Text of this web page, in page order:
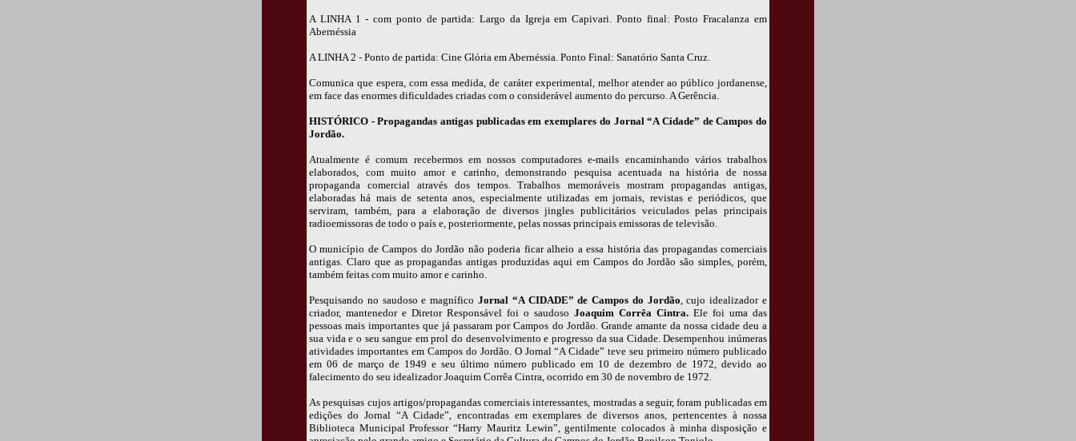
A LINHA 1 - com ponto de partida: Largo da Igreja em Capivari. Ponto final: Posto Fracalanza em
Abernéssia
A LINHA 2 - Ponto de partida: Cine Glória em Abernéssia. Ponto Final: Sanatório Santa Cruz.
Comunica que espera, com essa medida, de caráter experimental, melhor atender ao público jordanense,
em face das enormes dificuldades criadas com o considerável aumento do percurso. A Gerência.
HISTÓRICO - Propagandas antigas publicadas em exemplares do Jornal “A Cidade” de Campos do
Jordão.
Atualmente é comum recebermos em nossos computadores e-mails encaminhando vários trabalhos
elaborados, com muito amor e carinho, demonstrando pesquisa acentuada na história de nossa
propaganda comercial através dos tempos. Trabalhos memoráveis mostram propagandas antigas,
elaboradas há mais de setenta anos, especialmente utilizadas em jornais, revistas e periódicos, que
serviram, também, para a elaboração de diversos jingles publicitários veiculados pelas principais
radioemissoras de todo o país e, posteriormente, pelas nossas principais emissoras de televisão.
O município de Campos do Jordão não poderia ficar alheio a essa história das propagandas comerciais
antigas. Claro que as propagandas antigas produzidas aqui em Campos do Jordão são simples, porém,
também feitas com muito amor e carinho.
Pesquisando no saudoso e magnífico Jornal “A CIDADE” de Campos do Jordão, cujo idealizador e
criador, mantenedor e Diretor Responsável foi o saudoso Joaquim Corrêa Cintra. Ele foi uma das
pessoas mais importantes que já passaram por Campos do Jordão. Grande amante da nossa cidade deu a
sua vida e o seu sangue em prol do desenvolvimento e progresso da sua Cidade. Desempenhou inúmeras
atividades importantes em Campos do Jordão. O Jornal “A Cidade” teve seu primeiro número publicado
em 06 de março de 1949 e seu último número publicado em 10 de dezembro de 1972, devido ao
falecimento do seu idealizador Joaquim Corrêa Cintra, ocorrido em 30 de novembro de 1972.
As pesquisas cujos artigos/propagandas comerciais interessantes, mostradas a seguir, foram publicadas em
edições do Jornal “A Cidade”, encontradas em exemplares de diversos anos, pertencentes à nossa
Biblioteca Municipal Professor “Harry Mauritz Lewin”, gentilmente colocados à minha disposição e